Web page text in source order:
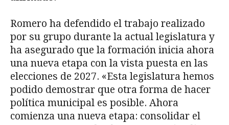
Romero ha defendido el trabajo realizado
por su grupo durante la actual legislatura y
ha asegurado que la formación inicia ahora
una nueva etapa con la vista puesta en las
elecciones de 2027. «Esta legislatura hemos
podido demostrar que otra forma de hacer
política municipal es posible. Ahora
comienza una nueva etapa: consolidar el